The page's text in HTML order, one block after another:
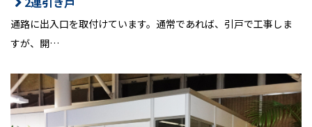
通路に出入口を取付けています。通常であれば、引戸で工事しま
すが、開…